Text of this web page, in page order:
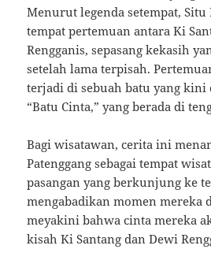
Menurut legenda setempat, Situ
tempat pertemuan antara Ki
Rengganis, sepasang kekasih
setelah lama terpisah.
terjadi di sebuah batu yang kini
“Batu Cinta,” yang berada di
Bagi wisatawan, cerita ini
Patenggang sebagai tempat
pasangan yang berkunjung ke
mengabadikan momen mereka
meyakini bahwa cinta mereka
kisah Ki Santang dan Dewi